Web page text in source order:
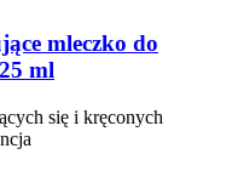
mleczko do
ml
się i kręconych